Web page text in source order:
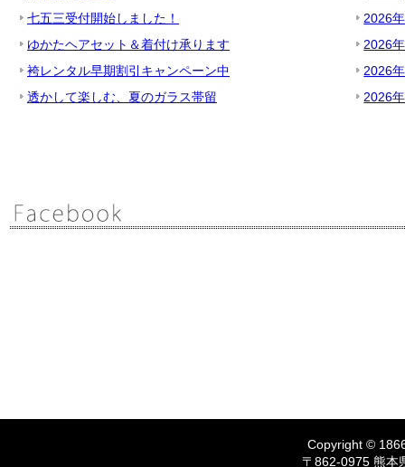
七五三受付開始しました！
ゆかたヘアセット＆着付け承ります
袴レンタル早期割引キャンペーン中
透かして楽しむ、夏のガラス帯留
2026
2026
2026
2026
Copyright ©
〒862-0975 熊本